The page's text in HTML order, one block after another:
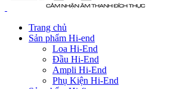
Trang chủ
Sản phẩm Hi-end
Loa Hi-End
Đầu Hi-End
Ampli Hi-End
Phụ Kiện Hi-End